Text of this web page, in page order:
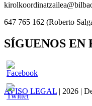
647 765 162 (Roberto
SÍGUENOS EN
AVISO LEGAL | 2026 |